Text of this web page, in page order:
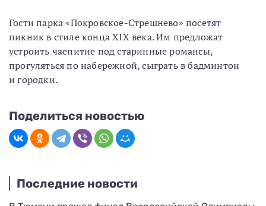
Гости парка «Покровское-Стрешнево» посетят
пикник в стиле конца XIX века. Им предложат
устроить чаепитие под старинные романсы,
прогуляться по набережной, сыграть в бадминтон
и городки.
Поделиться новостью
Последние новости